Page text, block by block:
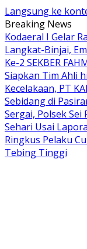
Langsung ke
Breaking News
Kodaeral I Gelar
Langkat-Binjai,
Ke-2 SEKBER
Siapkan Tim Ahli
Kecelakaan, PT
Sebidang di
Sergai, Polsek
Sehari Usai
Ringkus Pelaku
Tebing Tinggi